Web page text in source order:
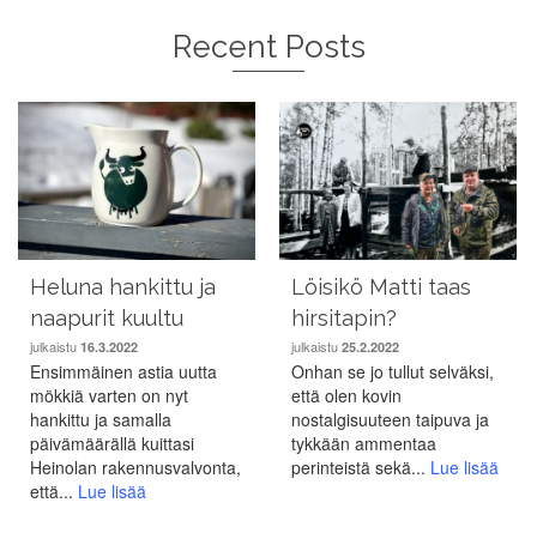
Recent Posts
Heluna hankittu ja
naapurit kuultu
julkaistu 16.3.2022
Ensimmäinen astia uutta
mökkiä varten on nyt
hankittu ja samalla
päivämäärällä kuittasi
Heinolan rakennusvalvonta,
että... Lue lisää
Löisikö Matti taas
hirsitapin?
julkaistu 25.2.2022
Onhan se jo tullut selväksi,
että olen kovin
nostalgisuuteen taipuva ja
tykkään ammentaa
perinteistä sekä... Lue lisää